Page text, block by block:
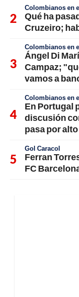
Colombianos en
Qué ha
Cruzeiro;
Colombianos en
Ángel Di
Campaz;
vamos a
Colombianos en
En Portugal
discusión
pasa por alto
Gol Caracol
Ferran
FC